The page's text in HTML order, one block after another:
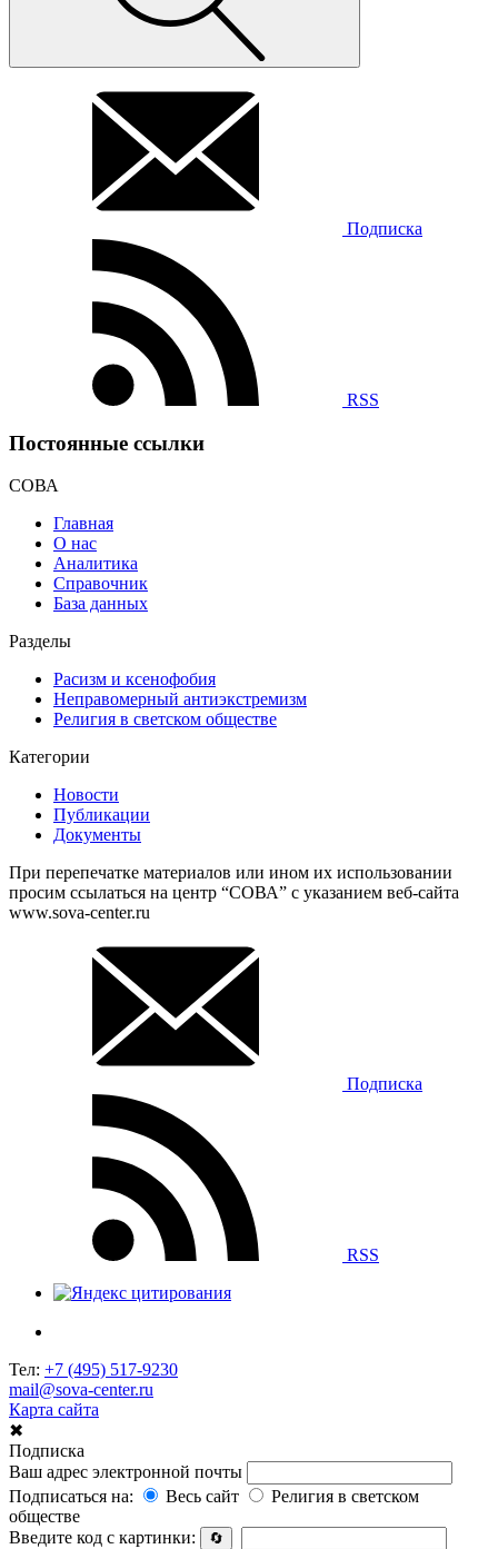
Подписка
RSS
Постоянные ссылки
СОВА
Главная
О нас
Аналитика
Справочник
База данных
Разделы
Расизм и ксенофобия
Неправомерный антиэкстремизм
Религия в светском обществе
Категории
Новости
Публикации
Документы
При перепечатке материалов или ином их использовании
просим ссылаться на центр “СОВА” с указанием веб-сайта
www.sova-center.ru
Подписка
RSS
Тел: +7 (495) 517-9230
mail@sova-center.ru
Карта сайта
✖
Подписка
Ваш адрес электронной почты
Подписаться на:
Весь сайт
Религия в светском
обществе
Введите код с картинки:
🔄